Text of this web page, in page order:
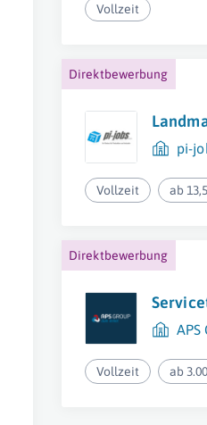
Vollzeit
Direktbewerbung
pi-
Vollzeit ab
Direktbewerbung
APS
Vollzeit ab